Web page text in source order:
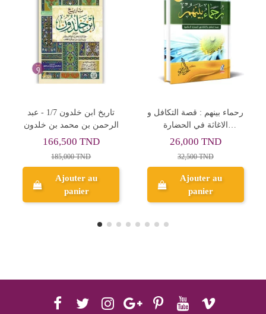
رحماء بينهم : قصة التكافل و
الاغاثة في الحضارة
الاسلامية - راغب السرجاني
26,000 TND
32,500 TND
Ajouter au
panier
مستقبل النصارى في الدولة
الاسلامية - راغب السرجاني
12,760 TND
15,950 TND
Ajouter au
panier